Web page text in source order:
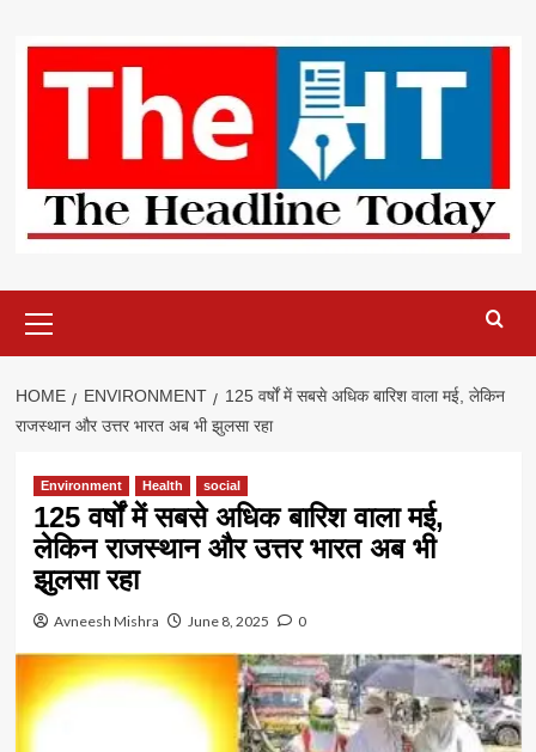
content
Menu
HOME ENVIRONMENT
125 वर्षों में सबसे अधिक बारिश वाला मई, लेकिन
राजस्थान और उत्तर भारत अब भी झुलसा रहा
Environment Health social
125 वर्षों में सबसे अधिक बारिश वाला मई,
लेकिन राजस्थान और उत्तर भारत अब भी
झुलसा रहा
Avneesh Mishra June 8, 2025 0